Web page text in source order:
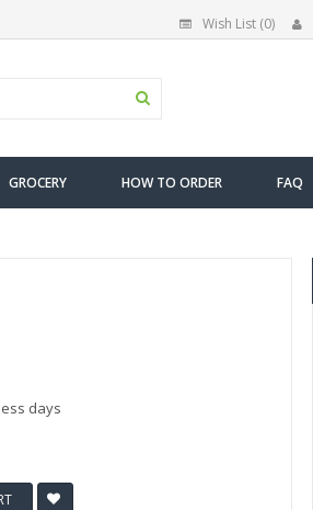
Wish List (0)
GROCERY HOW TO ORDER FAQ
days